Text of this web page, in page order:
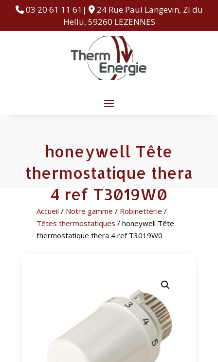
03 20 61 11 61|
24 Rue Paul Langevin, ZI du
Hellu, 59260 LEZENNES
honeywell Tête
thermostatique thera
4 ref T3019W0
Accueil / Notre gamme / Robinetterie /
Têtes thermostatiques / honeywell Tête
thermostatique thera 4 ref T3019W0